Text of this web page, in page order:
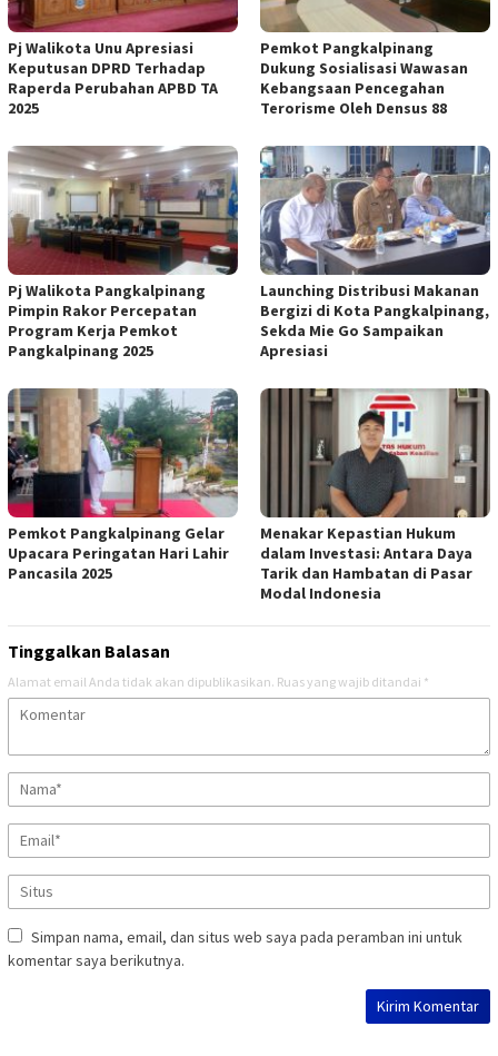
Pj Walikota Unu Apresiasi
Keputusan DPRD Terhadap
Raperda Perubahan APBD TA
2025
Pemkot Pangkalpinang
Dukung Sosialisasi Wawasan
Kebangsaan Pencegahan
Terorisme Oleh Densus 88
Pj Walikota Pangkalpinang
Pimpin Rakor Percepatan
Program Kerja Pemkot
Pangkalpinang 2025
Launching Distribusi Makanan
Bergizi di Kota Pangkalpinang,
Sekda Mie Go Sampaikan
Apresiasi
Pemkot Pangkalpinang Gelar
Upacara Peringatan Hari Lahir
Pancasila 2025
Menakar Kepastian Hukum
dalam Investasi: Antara Daya
Tarik dan Hambatan di Pasar
Modal Indonesia
Tinggalkan Balasan
Alamat email Anda tidak akan dipublikasikan. Ruas yang wajib ditandai *
Simpan nama, email, dan situs web saya pada peramban ini untuk
komentar saya berikutnya.